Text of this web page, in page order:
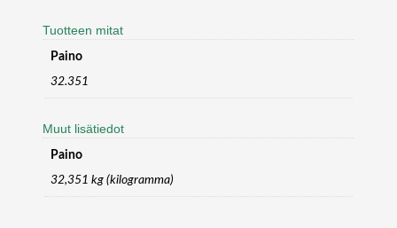
Tuotteen mitat
Paino
32.351
Muut lisätiedot
Paino
32,351 kg (kilogramma)